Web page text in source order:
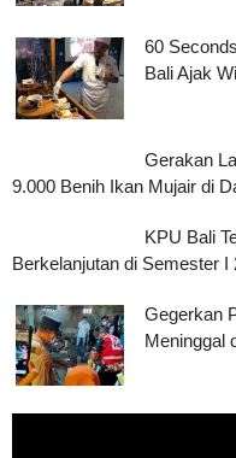
60
Bali Ajak
Gerakan
9.000 Benih Ikan Mujair di
KPU Bali
Berkelanjutan di Semester I
Gegerkan
Meninggal